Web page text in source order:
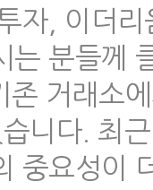
자, 이더
는 분들께
존 거래소
니다. 최
중요성이